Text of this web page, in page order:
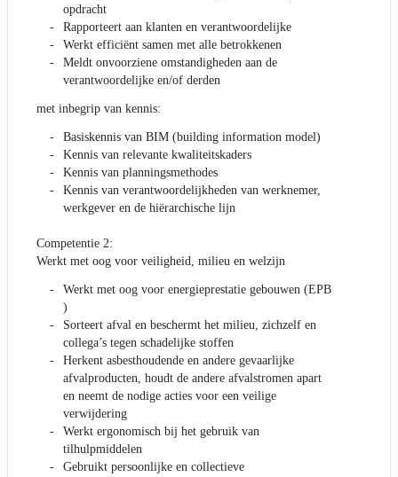
opdracht
Rapporteert aan klanten en verantwoordelijke
Werkt efficiënt samen met alle betrokkenen
Meldt onvoorziene omstandigheden aan de
verantwoordelijke en/of derden
met inbegrip van kennis:
Basiskennis van BIM (building information model)
Kennis van relevante kwaliteitskaders
Kennis van planningsmethodes
Kennis van verantwoordelijkheden van werknemer,
werkgever en de hiërarchische lijn
Competentie 2:
Werkt met oog voor veiligheid, milieu en welzijn
Werkt met oog voor energieprestatie gebouwen (EPB
)
Sorteert afval en beschermt het milieu, zichzelf en
collega’s tegen schadelijke stoffen
Herkent asbesthoudende en andere gevaarlijke
afvalproducten, houdt de andere afvalstromen apart
en neemt de nodige acties voor een veilige
verwijdering
Werkt ergonomisch bij het gebruik van
tilhulpmiddelen
Gebruikt persoonlijke en collectieve